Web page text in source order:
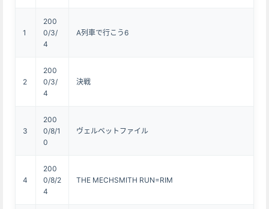
1
200
0/3/
4
A列車で行こう6
2
200
0/3/
4
決戦
3
200
0/8/1
0
ヴェルベットファイル
4
200
0/8/2
4
THE MECHSMITH RUN=RIM